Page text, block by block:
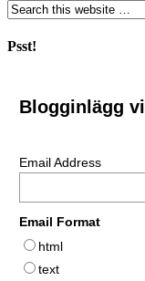
Psst!
Blogginlägg
Email Address
Email Format
html
text